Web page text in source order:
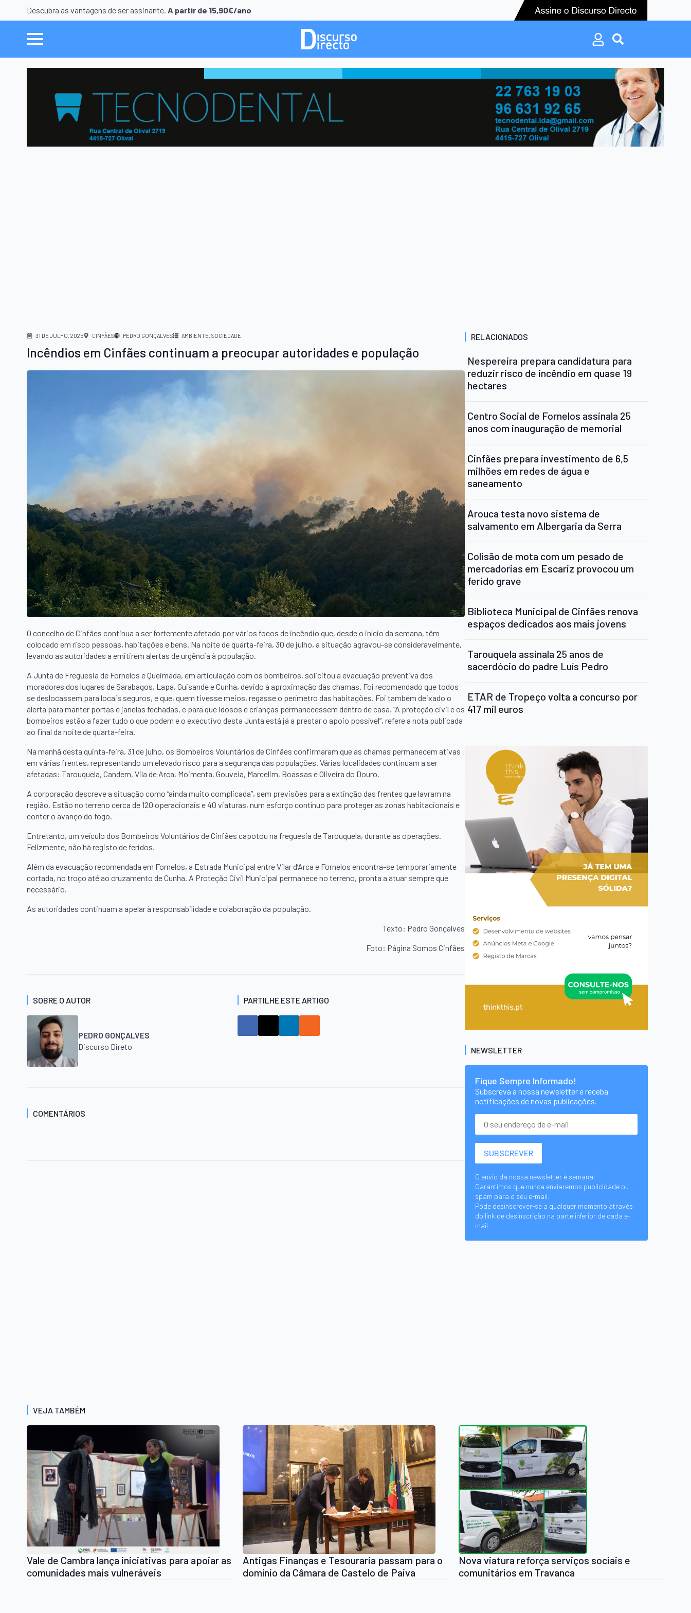
Descubra as vantagens de ser assinante. A partir de 15,90€/ano
Search
for:
Search
for:
31 DE JULHO, 2025 CINFÃES PEDRO GONÇALVES AMBIENTE SOCIEDADE
Incêndios em Cinfães continuam a preocupar autoridades e população
O concelho de Cinfães continua a ser fortemente afetado por vários focos de incêndio que, desde o início da semana, têm
colocado em risco pessoas, habitações e bens. Na noite de quarta-feira, 30 de julho, a situação agravou-se consideravelmente,
levando as autoridades a emitirem alertas de urgência à população.
A Junta de Freguesia de Fornelos e Queimada, em articulação com os bombeiros, solicitou a evacuação preventiva dos
moradores dos lugares de Sarabagos, Lapa, Guisande e Cunha, devido à aproximação das chamas. Foi recomendado que todos
se deslocassem para locais seguros, e que, quem tivesse meios, regasse o perímetro das habitações. Foi também deixado o
alerta para manter portas e janelas fechadas, e para que idosos e crianças permanecessem dentro de casa. “A proteção civil e os
bombeiros estão a fazer tudo o que podem e o executivo desta Junta está já a prestar o apoio possível”, refere a nota publicada
ao final da noite de quarta-feira.
Na manhã desta quinta-feira, 31 de julho, os Bombeiros Voluntários de Cinfães confirmaram que as chamas permanecem ativas
em várias frentes, representando um elevado risco para a segurança das populações. Várias localidades continuam a ser
afetadas: Tarouquela, Candem, Vila de Arca, Moimenta, Gouveia, Marcelim, Boassas e Oliveira do Douro.
A corporação descreve a situação como “ainda muito complicada”, sem previsões para a extinção das frentes que lavram na
região. Estão no terreno cerca de 120 operacionais e 40 viaturas, num esforço contínuo para proteger as zonas habitacionais e
conter o avanço do fogo.
Entretanto, um veículo dos Bombeiros Voluntários de Cinfães capotou na freguesia de Tarouquela, durante as operações.
Felizmente, não há registo de feridos.
Além da evacuação recomendada em Fornelos, a Estrada Municipal entre Vilar d’Arca e Fornelos encontra-se temporariamente
cortada, no troço até ao cruzamento de Cunha. A Proteção Civil Municipal permanece no terreno, pronta a atuar sempre que
necessário.
As autoridades continuam a apelar à responsabilidade e colaboração da população.
Texto: Pedro Gonçalves
Foto: Página Somos Cinfães
SOBRE O AUTOR
PEDRO GONÇALVES
Discurso Direto
PARTILHE ESTE ARTIGO
COMENTÁRIOS
RELACIONADOS
Nespereira prepara candidatura para
reduzir risco de incêndio em quase 19
hectares
Centro Social de Fornelos assinala 25
anos com inauguração de memorial
Cinfães prepara investimento de 6,5
milhões em redes de água e
saneamento
Arouca testa novo sistema de
salvamento em Albergaria da Serra
Colisão de mota com um pesado de
mercadorias em Escariz provocou um
ferido grave
Biblioteca Municipal de Cinfães renova
espaços dedicados aos mais jovens
Tarouquela assinala 25 anos de
sacerdócio do padre Luís Pedro
ETAR de Tropeço volta a concurso por
417 mil euros
NEWSLETTER
Fique Sempre Informado!
Subscreva a nossa newsletter e receba
notificações de novas publicações.
O envio da nossa newsletter é semanal.
Garantimos que nunca enviaremos publicidade ou
spam para o seu e-mail.
Pode desinscrever-se a qualquer momento através
do link de desinscrição na parte inferior de cada e-
mail.
VEJA TAMBÉM
Vale de Cambra lança iniciativas para apoiar as
comunidades mais vulneráveis
Antigas Finanças e Tesouraria passam para o
domínio da Câmara de Castelo de Paiva
Nova viatura reforça serviços sociais e
comunitários em Travanca